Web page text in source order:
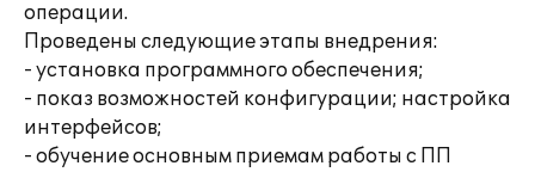
операции.
Проведены следующие этапы внедрения:
- установка программного обеспечения;
- показ возможностей конфигурации; настройка
интерфейсов;
- обучение основным приемам работы с ПП